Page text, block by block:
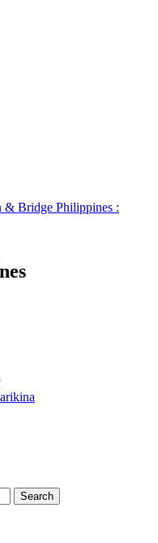
& Bridge Philippines :
Search